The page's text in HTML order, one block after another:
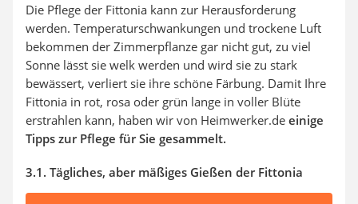
Die Pflege der Fittonia kann zur Herausforderung
werden. Temperaturschwankungen und trockene Luft
bekommen der Zimmerpflanze gar nicht gut, zu viel
Sonne lässt sie welk werden und wird sie zu stark
bewässert, verliert sie ihre schöne Färbung. Damit Ihre
Fittonia in rot, rosa oder grün lange in voller Blüte
erstrahlen kann, haben wir von Heimwerker.de einige
Tipps zur Pflege für Sie gesammelt.
3.1. Tägliches, aber mäßiges Gießen der Fittonia